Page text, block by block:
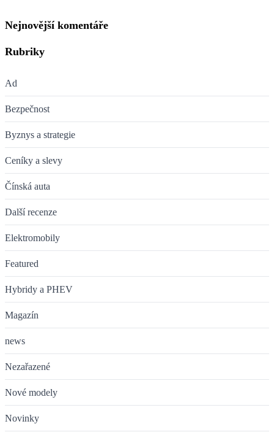
Nejnovější komentáře
Rubriky
Ad
Bezpečnost
Byznys a strategie
Ceníky a slevy
Čínská auta
Další recenze
Elektromobily
Featured
Hybridy a PHEV
Magazín
news
Nezařazené
Nové modely
Novinky